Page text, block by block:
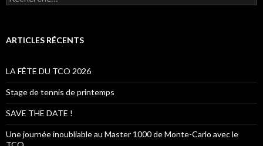
e
e
h
e
r
:
ARTICLES RÉCENTS
LA FÊTE DU TCO 2026
Stage de tennis de printemps
SAVE THE DATE !
Une journée inoubliable au Master 1000 de Monte-Carlo avec le